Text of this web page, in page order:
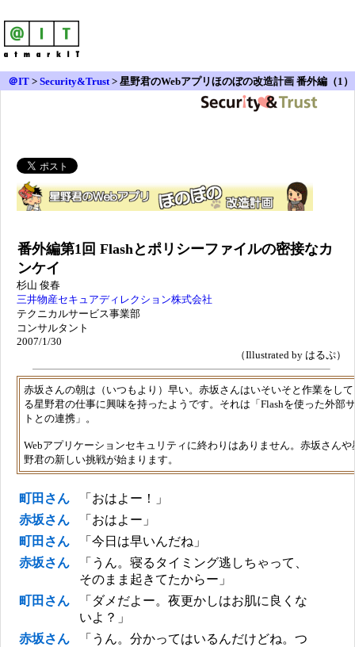
＠IT > Security&Trust> 星野君のWebアプリほのぼの改造計画 番外編（1）
番外編第1回 Flashとポリシーファイルの密接なカ
ンケイ
杉山 俊春
三井物産セキュアディレクション株式会社
テクニカルサービス事業部
コンサルタント
2007/1/30
（Illustrated by はるぷ）
赤坂さんの朝は（いつもより）早い。赤坂さんはいそいそと作業をし
る星野君の仕事に興味を持ったようです。それは「Flashを使った外部
トとの連携」。
Webアプリケーションセキュリティに終わりはありません。赤坂さんや
野君の新しい挑戦が始まります。
町田さん
「おはよー！」
赤坂さん
「おはよー」
町田さん
「今日は早いんだね」
赤坂さん
「うん。寝るタイミング逃しちゃって、
そのまま起きてたからー」
町田さん
「ダメだよー。夜更かしはお肌に良くな
いよ？」
赤坂さん
「うん。分かってはいるんだけどね。つ